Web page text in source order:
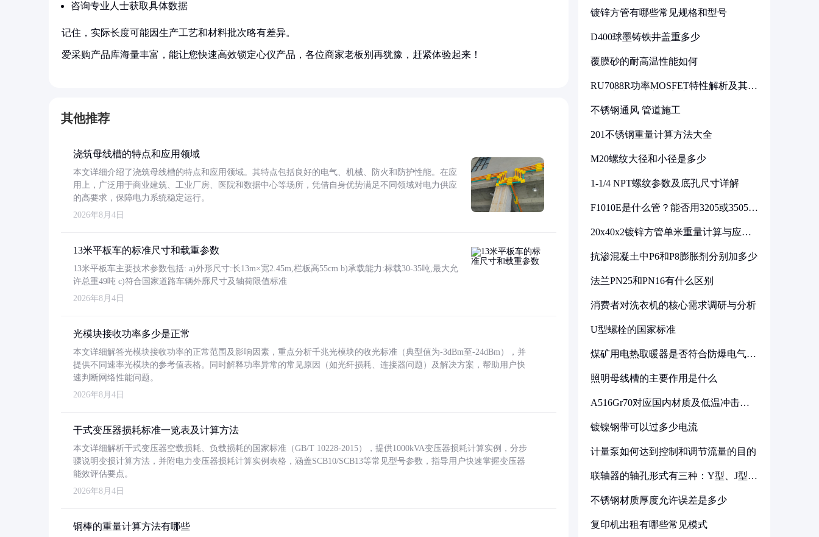
咨询专业人士获取具体数据
记住，实际长度可能因生产工艺和材料批次略有差异。
爱采购产品库海量丰富，能让您快速高效锁定心仪产品，各位商家老板别再犹豫，赶紧体验起来！
其他推荐
浇筑母线槽的特点和应用领域
本文详细介绍了浇筑母线槽的特点和应用领域。其特点包括良好的电气、机械、防火和防护性能。在应
用上，广泛用于商业建筑、工业厂房、医院和数据中心等场所，凭借自身优势满足不同领域对电力供应
的高要求，保障电力系统稳定运行。
2026年8月4日
13米平板车的标准尺寸和载重参数
13米平板车主要技术参数包括: a)外形尺寸:长13m×宽2.45m,栏板高55cm b)承载能力:标载30-35吨,最大允
许总重49吨 c)符合国家道路车辆外廓尺寸及轴荷限值标准
2026年8月4日
光模块接收功率多少是正常
本文详细解答光模块接收功率的正常范围及影响因素，重点分析千兆光模块的收光标准（典型值为-3dBm至-24dBm），并
提供不同速率光模块的参考值表格。同时解释功率异常的常见原因（如光纤损耗、连接器问题）及解决方案，帮助用户快
速判断网络性能问题。
2026年8月4日
干式变压器损耗标准一览表及计算方法
本文详细解析干式变压器空载损耗、负载损耗的国家标准（GB/T 10228-2015），提供1000kVA变压器损耗计算实例，分步
骤说明变损计算方法，并附电力变压器损耗计算实例表格，涵盖SCB10/SCB13等常见型号参数，指导用户快速掌握变压器
能效评估要点。
2026年8月4日
铜棒的重量计算方法有哪些
镀锌方管有哪些常见规格和型号
D400球墨铸铁井盖重多少
覆膜砂的耐高温性能如何
RU7088R功率MOSFET特性解析及其在
不锈钢通风 管道施工
201不锈钢重量计算方法大全
M20螺纹大径和小径是多少
1-1/4 NPT螺纹参数及底孔尺寸详解
F1010E是什么管？能否用3205或3505代
20x40x2镀锌方管单米重量计算与应用
抗渗混凝土中P6和P8膨胀剂分别加多少
法兰PN25和PN16有什么区别
消费者对洗衣机的核心需求调研与分析
U型螺栓的国家标准
煤矿用电热取暖器是否符合防爆电气设
照明母线槽的主要作用是什么
A516Gr70对应国内材质及低温冲击要
镀镍钢带可以过多少电流
计量泵如何达到控制和调节流量的目的
联轴器的轴孔形式有三种：Y型、J型、
不锈钢材质厚度允许误差是多少
复印机出租有哪些常见模式